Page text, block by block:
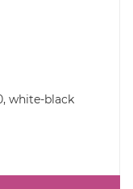
white-black